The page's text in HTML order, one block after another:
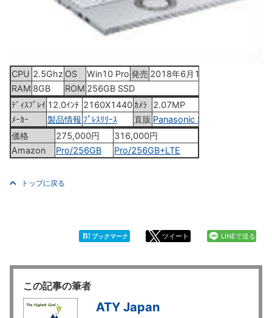
CPU 2.5Ghz OS Win10 Pro 発売 2018年6月15日
RAM 8GB ROM 256GB SSD
ﾃﾞｨｽﾌﾟﾚｲ 12.0ｲﾝﾁ 2160X1440 ｶﾒﾗ
2.07MP
ﾒｰｶｰ
製品情報 ﾌﾟﾚｽﾘﾘｰｽ 直販 Panasonic Store
価格
275,000円
316,000円
Amazon
Pro/256GB Pro/256GB+LTE
トップに戻る
B! ブックマーク ツイート LINEで送る
この記事の筆者
ATY Japan